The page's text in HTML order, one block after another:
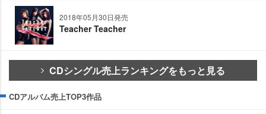
2018年05月30日発売
Teacher Teacher
CDシングル売上ランキングをもっと見る
CDアルバム売上TOP3作品